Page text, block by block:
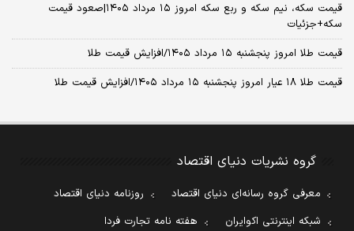
قیمت سکه، نیم سکه و ربع سکه امروز ۱۵ مرداد ۱۴۰۵|صعود قیمت
سکه+جزئیات
قیمت طلا امروز پنجشنبه ۱۵ مرداد ۱۴۰۵/افزایش قیمت طلا
قیمت طلا ۱۸ عیار امروز پنجشنبه ۱۵ مرداد ۱۴۰۵/افزایش قیمت طلا
گروه نشریات دنیای اقتصاد
معرفی گروه رسانه‌ای دنیای اقتصاد
روزنامه دنیای اقتصاد
شبکه اینترنتی اکوایران
هفته نامه تجارت فردا